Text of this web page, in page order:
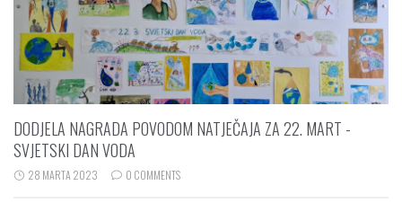
DODJELA NAGRADA POVODOM NATJEČAJA ZA 22. MART -
SVJETSKI DAN VODA
28 MARTA 2023 0 COMMENTS